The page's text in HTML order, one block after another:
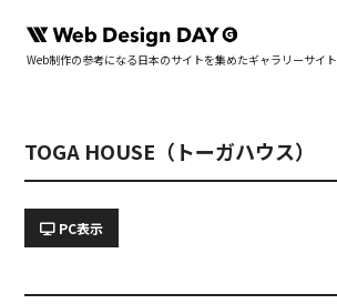
Web制作の参考になる日本のサイトを集めたギャラリーサイト
TOGA HOUSE（トーガハウス）
PC表示